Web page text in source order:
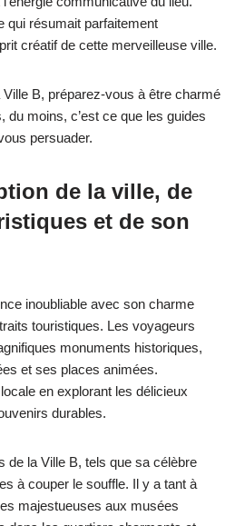
qui résumait parfaitement
créatif de cette merveilleuse ville.
B, préparez-vous à être charmé
du moins, c’est ce que les guides
persuader.
de la ville, de
et de son
inoubliable avec son charme
touristiques. Les voyageurs
monuments historiques,
et ses places animées.
en explorant les délicieux
durables.
de la Ville B, tels que sa célèbre
à couper le souffle. Il y a tant à
majestueuses aux musées